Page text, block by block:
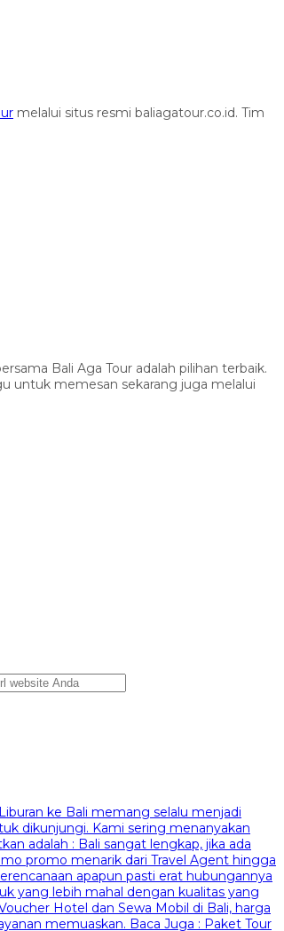
melalui situs resmi baliagatour.co.id. Tim
Bali Aga Tour adalah pilihan terbaik.
untuk memesan sekarang juga melalui